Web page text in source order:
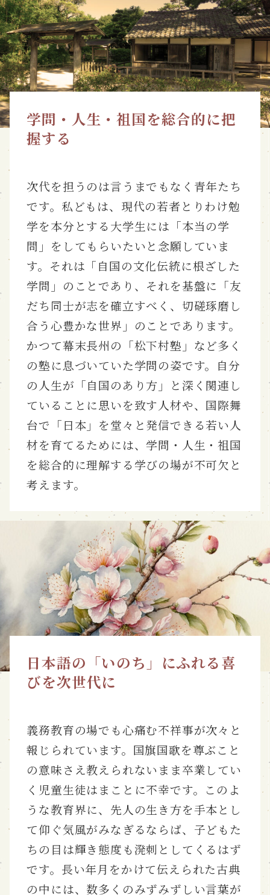
学問・人生・祖国を総合的に把
握する
次代を担うのは言うまでもなく青年たち
です。私どもは、現代の若者とりわけ勉
学を本分とする大学生には「本当の学
問」をしてもらいたいと念願していま
す。それは「自国の文化伝統に根ざした
学問」のことであり、それを基盤に「友
だち同士が志を確立すべく、切磋琢磨し
合う心豊かな世界」のことであります。
かつて幕末長州の「松下村塾」など多く
の塾に息づいていた学問の姿です。自分
の人生が「自国のあり方」と深く関連し
ていることに思いを致す人材や、国際舞
台で「日本」を堂々と発信できる若い人
材を育てるためには、学問・人生・祖国
を総合的に理解する学びの場が不可欠と
考えます。
日本語の「いのち」にふれる喜
びを次世代に
義務教育の場でも心痛む不祥事が次々と
報じられています。国旗国歌を尊ぶこと
の意味さえ教えられないまま卒業してい
く児童生徒はまことに不幸です。このよ
うな教育界に、先人の生き方を手本とし
て仰ぐ気風がみなぎるならば、子どもた
ちの目は輝き態度も溌刺としてくるはず
です。長い年月をかけて伝えられた古典
の中には、数多くのみずみずしい言葉が